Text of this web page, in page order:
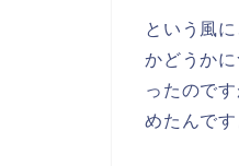
という風
かどうか
ったので
めたんです